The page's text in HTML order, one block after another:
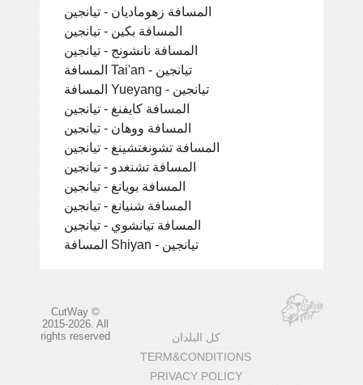
المسافة زهوماديان - تيانجين
المسافة بكين - تيانجين
المسافة نانشونج - تيانجين
المسافة Tai'an - تيانجين
المسافة Yueyang - تيانجين
المسافة كايفنغ - تيانجين
المسافة ووهان - تيانجين
المسافة تشونغتشينغ - تيانجين
المسافة تشنغدو - تيانجين
المسافة بويانغ - تيانجين
المسافة شنيانغ - تيانجين
المسافة تيانشوي - تيانجين
المسافة Shiyan - تيانجين
CutWay ©
2015-2026. All
rights reserved
كل البلدان
TERM&CONDITIONS
PRIVACY POLICY